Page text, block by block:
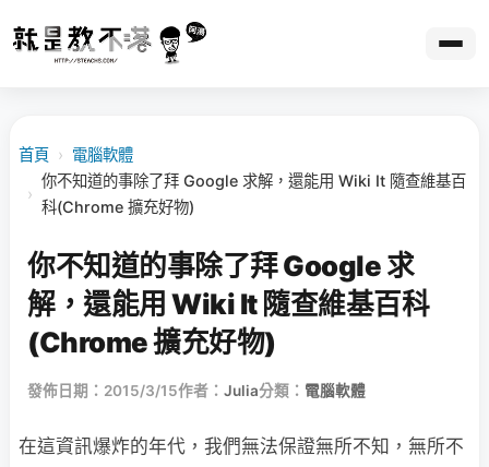
首頁 › 電腦軟體
›
你不知道的事除了拜 Google 求解，還能用 Wiki It 隨查維基百
科(Chrome 擴充好物)
你不知道的事除了拜 Google 求
解，還能用 Wiki It 隨查維基百科
(Chrome 擴充好物)
發佈日期：2015/3/15作者： Julia分類： 電腦軟體
在這資訊爆炸的年代，我們無法保證無所不知，無所不